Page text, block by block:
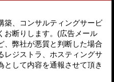
築、コンサルティングサービ
お断りします。(広告メール
、弊社が悪質と判断した場合
レジストラ、ホスティングサ
として内容を通報させて頂き